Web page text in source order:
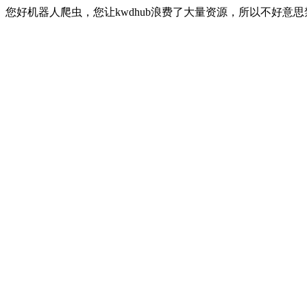
您好机器人爬虫，您让kwdhub浪费了大量资源，所以不好意思